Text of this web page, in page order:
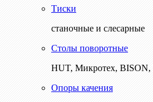
Тиски
станочные и слесарные
Столы поворотные
HUT, Микротех, BISON,
Опоры качения